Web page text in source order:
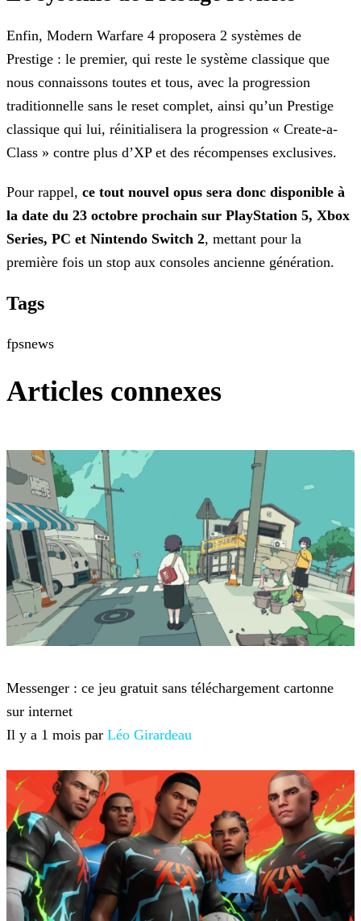
Enfin, Modern Warfare 4 proposera 2 systèmes de
Prestige : le premier, qui reste le système classique que
nous connaissons toutes et tous, avec la progression
traditionnelle sans le reset complet, ainsi qu’un Prestige
classique qui lui, réinitialisera la progression « Create-a-
Class » contre plus d’XP et des récompenses exclusives.
Pour rappel, ce tout nouvel opus sera donc disponible à
la date du 23 octobre prochain sur PlayStation 5, Xbox
Series, PC et Nintendo Switch 2, mettant pour la
première fois un stop aux consoles ancienne génération.
Tags
fpsnews
Articles connexes
Messenger : ce jeu gratuit sans téléchargement cartonne
sur internet
Il y a 1 mois par Léo Girardeau